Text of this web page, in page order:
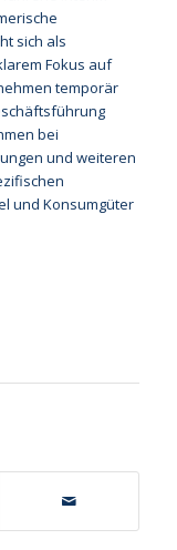
sich als
Fokus auf
temporär
bei
und weiteren
und Konsumgüter